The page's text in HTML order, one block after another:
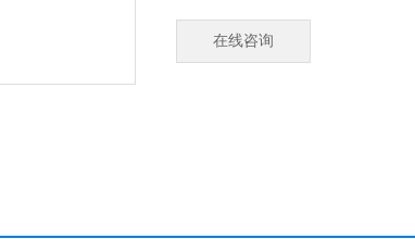
在线咨询